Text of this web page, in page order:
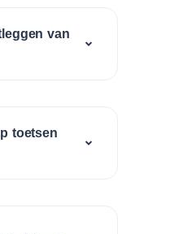
van
toetsen